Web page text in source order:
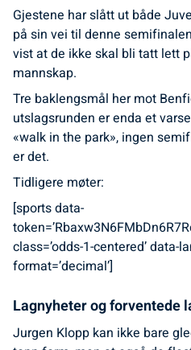
Gjestene har slått ut både
på sin vei til denne
vist at de ikke skal bli tatt lett
mannskap.
Tre baklengsmål her mot
utslagsrunden er enda et
«walk in the park», ingen
er det.
Tidligere møter:
[sports data-
class=’odds-1-centered’ data-
format=’decimal’]
Lagnyheter og forventede
Jurgen Klopp kan ikke bare